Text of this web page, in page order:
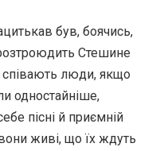
був, боячись,
Стешине
співають люди, якщо
одностайніше,
пісні й приємній
живі, що їх ждуть